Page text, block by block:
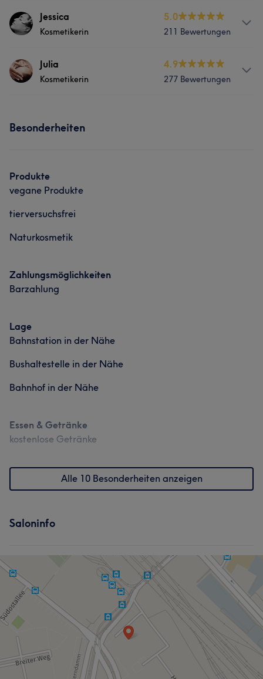
Jessica
Kosmetikerin
5.0
211 Bewertungen
Services
Professionell
Aufmerksam
Julia
Kosmetikerin
4.9
277 Bewertungen
Portfolio
Was unsere Kunden über Julia sagen
Kompetent 39 Sympathisch 30 Professionell 30
Herzlich 19
Besonderheiten
Produkte
vegane Produkte
tierversuchsfrei
Naturkosmetik
Zahlungsmöglichkeiten
Barzahlung
Lage
Bahnstation in der Nähe
Bushaltestelle in der Nähe
Bahnhof in der Nähe
Essen & Getränke
kostenlose Getränke
Alle 10 Besonderheiten anzeigen
Saloninfo